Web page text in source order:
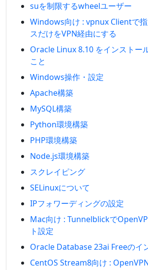
suを制限するwheelユーザー
Windows向け : vpnux Clientで
スだけをVPN経由にする
Oracle Linux 8.10 をインストー
こと
Windows操作・設定
Apache構築
MySQL構築
Python環境構築
PHP環境構築
Node.js環境構築
スクレイピング
SELinuxについて
IPフォワーディングの設定
Mac向け : Tunnelblickで
ト設定
Oracle Database 23ai Freeのイ
CentOS Stream8向け :